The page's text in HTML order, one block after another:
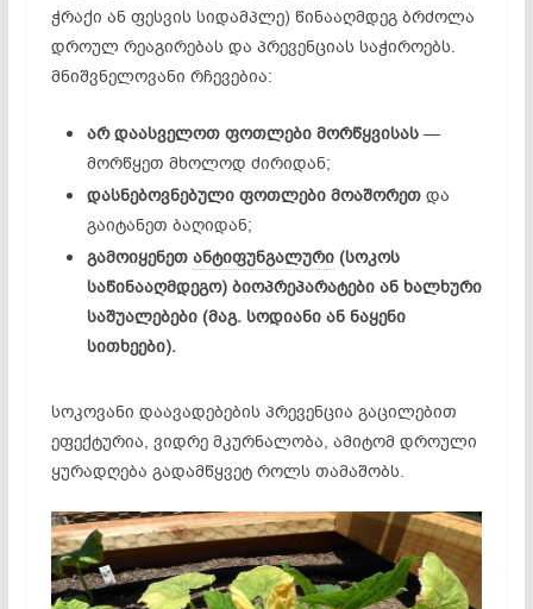
ჭრაქი ან ფესვის სიდამპლე) წინააღმდეგ ბრძოლა
დროულ რეაგირებას და პრევენციას საჭიროებს.
მნიშვნელოვანი რჩევებია:
არ დაასველოთ ფოთლები მორწყვისას—
მორწყეთ მხოლოდ ძირიდან;
დასნებოვნებული ფოთლები მოაშორეთდა
გაიტანეთ ბაღიდან;
გამოიყენეთ ანტიფუნგალური(სოკოს
საწინააღმდეგო) ბიოპრეპარატები ან ხალხური
საშუალებები (მაგ. სოდიანი ან ნაყენი
სითხეები).
სოკოვანი დაავადებების პრევენცია გაცილებით
ეფექტურია, ვიდრე მკურნალობა, ამიტომ დროული
ყურადღება გადამწყვეტ როლს თამაშობს.